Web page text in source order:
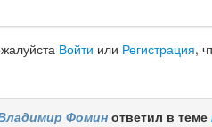
Войти или Регистрация,
Фоминответил в теме